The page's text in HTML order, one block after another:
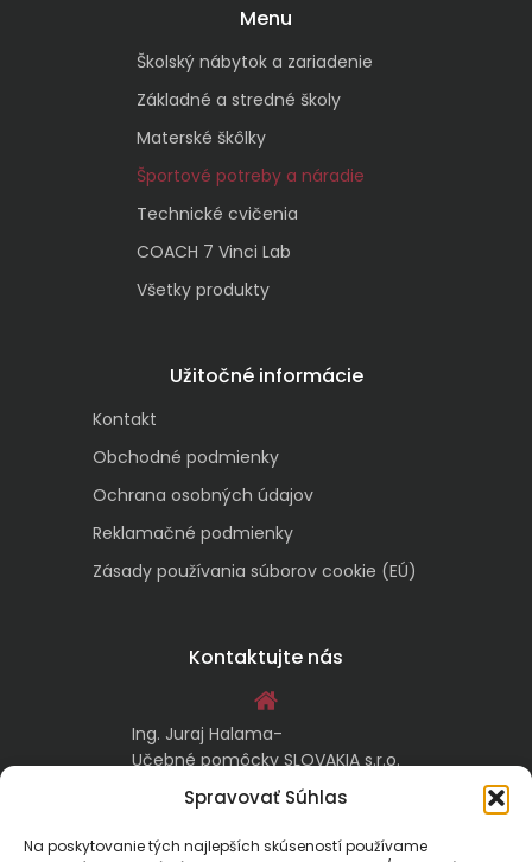
Spravovať Súhlas
Na poskytovanie tých najlepších skúseností používame
Menu
Školský nábytok a zariadenie
Základné a stredné školy
Materské škôlky
Športové potreby a náradie
Technické cvičenia
COACH 7 Vinci Lab
Všetky produkty
Užitočné informácie
Kontakt
Obchodné podmienky
Ochrana osobných údajov
Reklamačné podmienky
Zásady používania súborov cookie (EÚ)
Kontaktujte nás
Ing. Juraj Halama-
Učebné pomôcky SLOVAKIA s.r.o.
Malachovská 17/A
974 05 Banská Bystrica